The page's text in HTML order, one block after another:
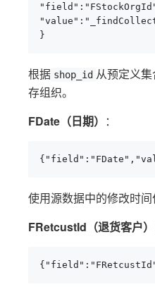
}
根据 shop_id 从预定义
存组织。
FDate（日期） ：
使用源数据中的修改时间
FRetcustId（退货客户）